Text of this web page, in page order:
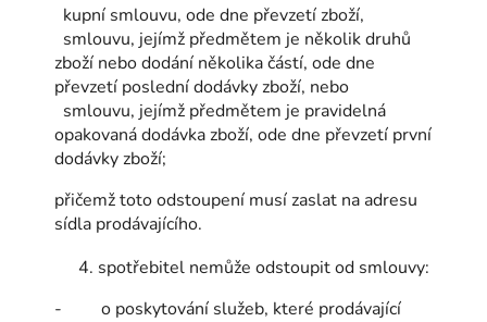
kupní smlouvu, ode dne převzetí zboží,
smlouvu, jejímž předmětem je několik druhů
zboží nebo dodání několika částí, ode dne
převzetí poslední dodávky zboží, nebo
smlouvu, jejímž předmětem je pravidelná
opakovaná dodávka zboží, ode dne převzetí první
dodávky zboží;
přičemž toto odstoupení musí zaslat na adresu
sídla prodávajícího.
spotřebitel nemůže odstoupit od smlouvy:
- o poskytování služeb, které prodávající